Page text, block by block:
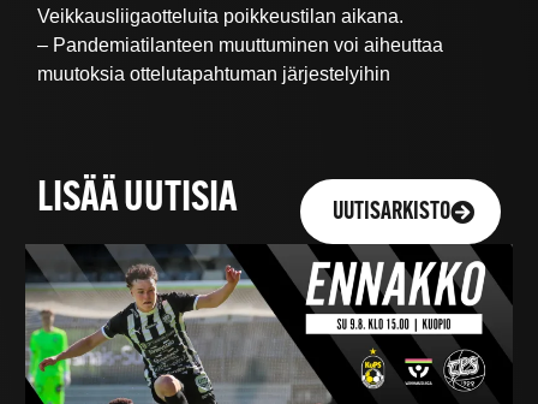
Veikkausliigaotteluita poikkeustilan aikana.
– Pandemiatilanteen muuttuminen voi aiheuttaa
muutoksia ottelutapahtuman järjestelyihin
LISÄÄ UUTISIA UUTISARKISTO